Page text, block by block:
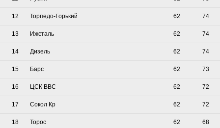
12 Торпедо-Горький 62 74
13 Ижсталь 62 74
14 Дизель 62 74
15 Барс 62 73
16 ЦСК ВВС 62 72
17 Сокол Кр 62 72
18 Торос 62 68